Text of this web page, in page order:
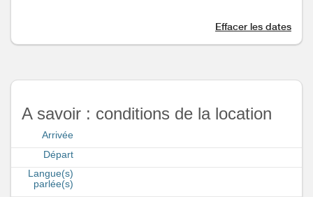
Effacer les dates
A savoir : conditions de la location
Arrivée
Départ
Langue(s)
parlée(s)